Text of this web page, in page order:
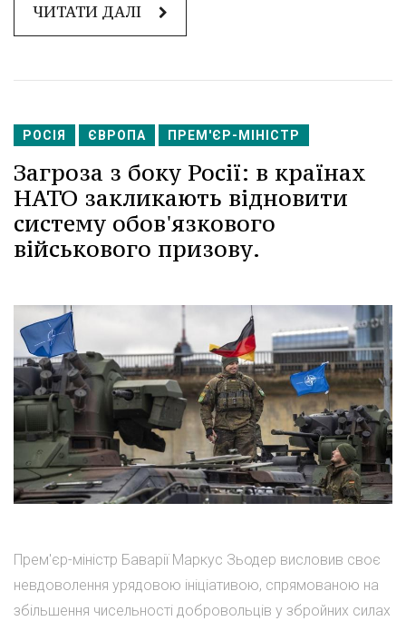
ЧИТАТИ ДАЛІ
РОСІЯ ЄВРОПА ПРЕМ'ЄР-МІНІСТР
Загроза з боку Росії: в країнах
НАТО закликають відновити
систему обов'язкового
військового призову.
Прем'єр-міністр Баварії Маркус Зьодер висловив своє
невдоволення урядовою ініціативою, спрямованою на
збільшення чисельності добровольців у збройних силах